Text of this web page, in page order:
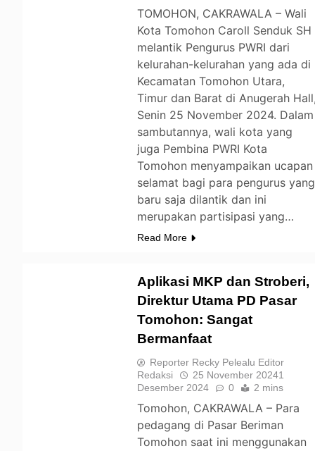
TOMOHON, CAKRAWALA – Wali
Kota Tomohon Caroll Senduk SH
melantik Pengurus PWRI dari
kelurahan-kelurahan yang ada di
Kecamatan Tomohon Utara,
Timur dan Barat di Anugerah
Senin 25 November 2024. Dalam
sambutannya, wali kota yang
juga Pembina PWRI Kota
Tomohon menyampaikan ucapan
selamat bagi para pengurus yang
baru saja dilantik dan ini
merupakan partisipasi yang…
Read More
Aplikasi MKP dan Stroberi,
Direktur Utama PD Pasar
Tomohon: Sangat
Bermanfaat
Reporter Recky Pelealu Editor
Redaksi
25 November 20241
Desember 2024
0 2 mins
Tomohon, CAKRAWALA – Para
pedagang di Pasar Beriman
Tomohon saat ini menggunakan